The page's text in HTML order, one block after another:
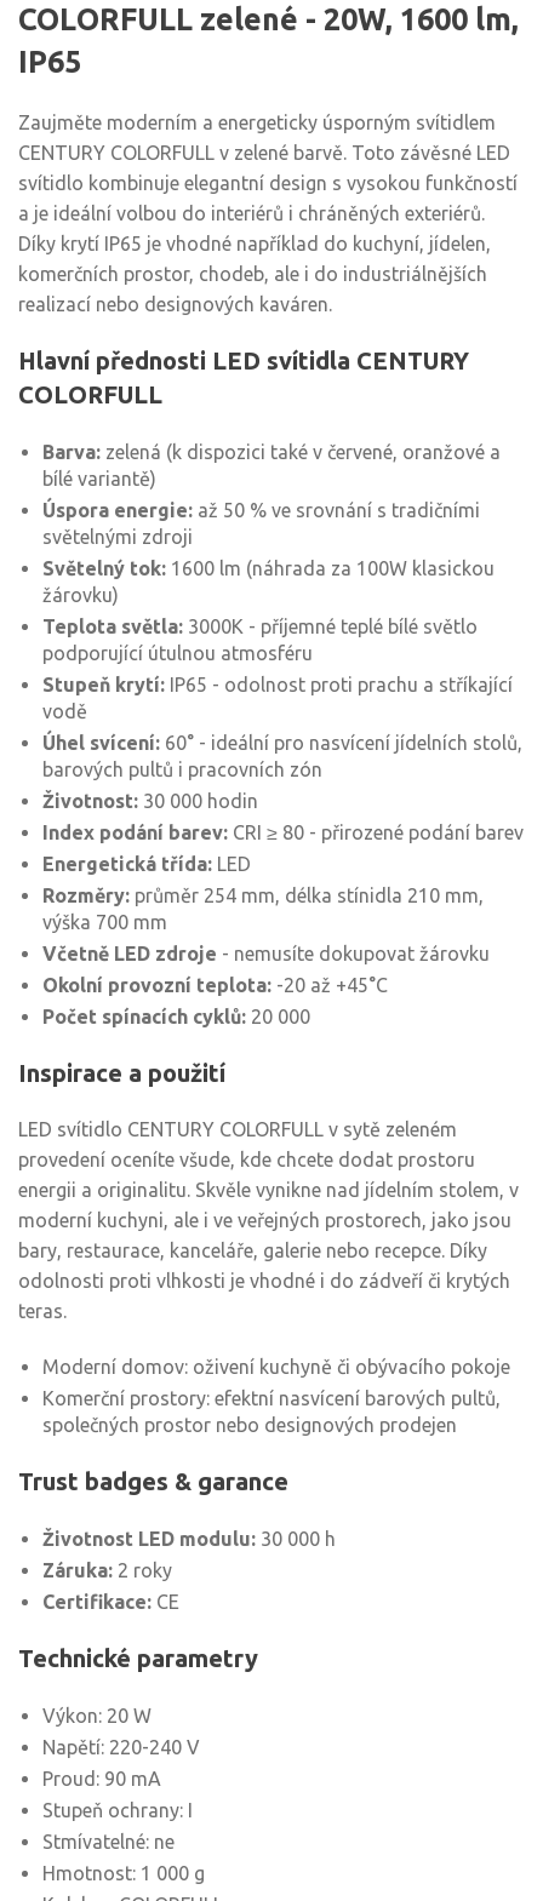
COLORFULL zelené - 20W, 1600 lm,
IP65
Zaujměte moderním a energeticky úsporným svítidlem
CENTURY COLORFULL v zelené barvě. Toto závěsné LED
svítidlo kombinuje elegantní design s vysokou funkčností
a je ideální volbou do interiérů i chráněných exteriérů.
Díky krytí IP65 je vhodné například do kuchyní, jídelen,
komerčních prostor, chodeb, ale i do industriálnějších
realizací nebo designových kaváren.
Hlavní přednosti LED svítidla CENTURY
COLORFULL
Barva: zelená (k dispozici také v červené, oranžové a
bílé variantě)
Úspora energie: až 50 % ve srovnání s tradičními
světelnými zdroji
Světelný tok: 1600 lm (náhrada za 100W klasickou
žárovku)
Teplota světla: 3000K - příjemné teplé bílé světlo
podporující útulnou atmosféru
Stupeň krytí: IP65 - odolnost proti prachu a stříkající
vodě
Úhel svícení: 60° - ideální pro nasvícení jídelních stolů,
barových pultů i pracovních zón
Životnost: 30 000 hodin
Index podání barev: CRI ≥ 80 - přirozené podání barev
Energetická třída: LED
Rozměry: průměr 254 mm, délka stínidla 210 mm,
výška 700 mm
Včetně LED zdroje - nemusíte dokupovat žárovku
Okolní provozní teplota: -20 až +45°C
Počet spínacích cyklů: 20 000
Inspirace a použití
LED svítidlo CENTURY COLORFULL v sytě zeleném
provedení oceníte všude, kde chcete dodat prostoru
energii a originalitu. Skvěle vynikne nad jídelním stolem, v
moderní kuchyni, ale i ve veřejných prostorech, jako jsou
bary, restaurace, kanceláře, galerie nebo recepce. Díky
odolnosti proti vlhkosti je vhodné i do zádveří či krytých
teras.
Moderní domov: oživení kuchyně či obývacího pokoje
Komerční prostory: efektní nasvícení barových pultů,
společných prostor nebo designových prodejen
Trust badges & garance
Životnost LED modulu: 30 000 h
Záruka: 2 roky
Certifikace: CE
Technické parametry
Výkon: 20 W
Napětí: 220-240 V
Proud: 90 mA
Stupeň ochrany: I
Stmívatelné: ne
Hmotnost: 1 000 g